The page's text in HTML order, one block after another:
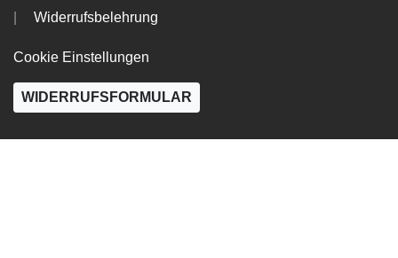
Widerrufsbelehrung
Cookie Einstellungen
WIDERRUFSFORMULAR